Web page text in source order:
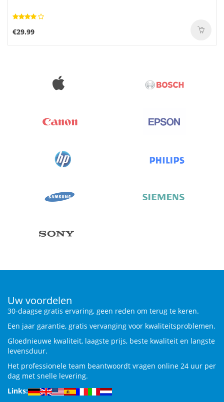
€29.99
Uw voordelen
30-daagse gratis ervaring, geen reden om terug te keren.
Een jaar garantie, gratis vervanging voor kwaliteitsproblemen.
Gloednieuwe kwaliteit, laagste prijs, beste kwaliteit en langste
levensduur.
Het professionele team beantwoordt vragen online 24 uur per
dag met snelle levering.
Links: